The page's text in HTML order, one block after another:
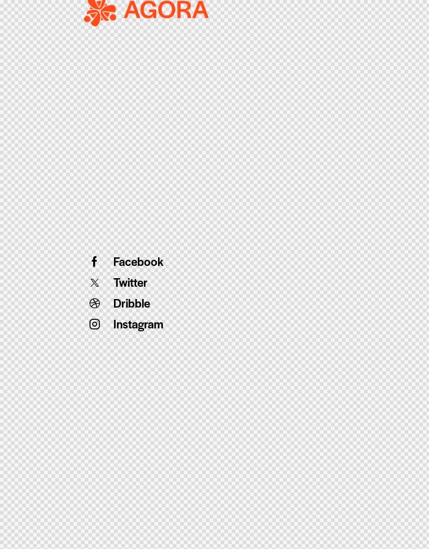
Facebook
Twitter
Dribble
Instagram